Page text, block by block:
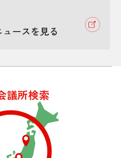
ースを見る
議所検索